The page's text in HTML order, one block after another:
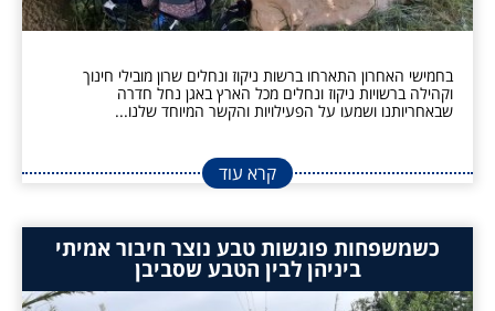
בחמישי האחרון התארחו ברשות ניקוז ונחלים שרון מובילי חינוך
וקהילה ברשויות ניקוז ונחלים מכל הארץ באגן נחל חדרה
שבאחריותנו ושמעו על הפעילויות והקשר המיוחד שלנו...
קרא עוד
כשמשפחות פוגשות טבע נוצר חיבור אמיתי
ביניהן לבין הטבע שסביבן